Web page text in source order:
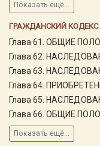
Показать ещё...
ГРАЖДАНСКИЙ КОДЕКС
Глава 61. ОБЩИЕ
Глава 62.
Глава 63.
Глава 64.
Глава 65.
Глава 66. ОБЩИЕ
Показать ещё...